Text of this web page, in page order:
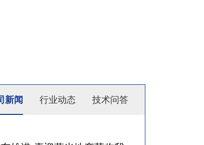
新闻 行业动态 技术问答